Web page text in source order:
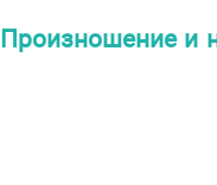
Произношение и